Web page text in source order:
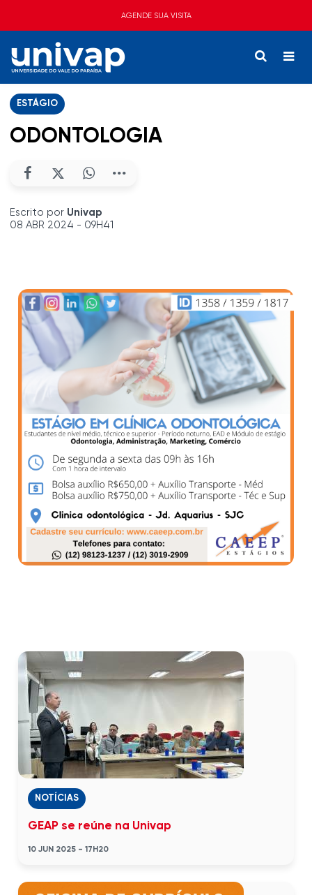
AGENDE SUA VISITA
ESTÁGIO
ODONTOLOGIA
Escrito por Univap
08 ABR 2024 - 09H41
NOTÍCIAS
GEAP se reúne na Univap
10 JUN 2025 - 17H20